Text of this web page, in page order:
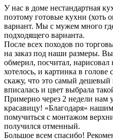
У нас в доме нестандартная
поэтому готовые кухни
вариант. Мы с мужем много
подходящего варианта.
После всех походов по
на заказ под наши размеры.
обмерил, посчитал,
хотелось, и картинка в
скажу, что это самый дешевый
вписалась и цвет выбрала
Примерно через 2 недели нам
красавицу! «Благодаря»
помучиться с монтажом
получился отменный.
Большое всем спасибо!